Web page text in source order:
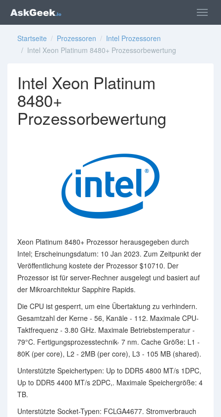
Startseite / Prozessoren / Intel Prozessoren
/ Intel Xeon Platinum 8480+ Prozessorbewertung
Intel Xeon Platinum
8480+
Prozessorbewertung
Xeon Platinum 8480+ Prozessor herausgegeben durch
Intel; Erscheinungsdatum: 10 Jan 2023. Zum Zeitpunkt der
Veröffentlichung kostete der Prozessor $10710. Der
Prozessor ist für server-Rechner ausgelegt und basiert auf
der Mikroarchitektur Sapphire Rapids.
Die CPU ist gesperrt, um eine Übertaktung zu verhindern.
Gesamtzahl der Kerne - 56, Kanäle - 112. Maximale CPU-
Taktfrequenz - 3.80 GHz. Maximale Betriebstemperatur -
79°C. Fertigungsprozesstechnik- 7 nm. Cache Größe: L1 -
80K (per core), L2 - 2MB (per core), L3 - 105 MB (shared).
Unterstützte Speichertypen: Up to DDR5 4800 MT/s 1DPC,
Up to DDR5 4400 MT/s 2DPC,. Maximale Speichergröße: 4
TB.
Unterstützte Socket-Typen: FCLGA4677. Stromverbrauch